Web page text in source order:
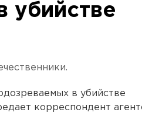
убийстве
в убийстве
корреспондент